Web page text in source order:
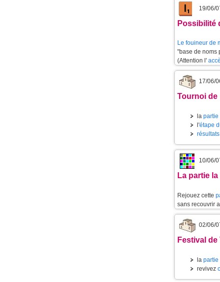
19/06/
Possibilité
Le fouineur de
"base de noms
(Attention l'
17/06/
Tournoi de
la partie
l'étape
10/06/
La partie
Rejouez cette
sans recouvrir
02/06/
Festival
la partie
revivez